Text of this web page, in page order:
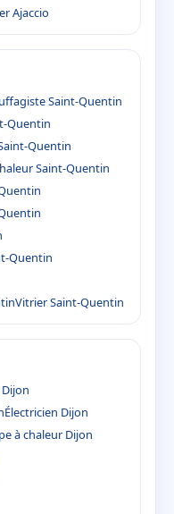
Ajaccio
Saint-Quentin
Quentin
Quentin
Saint-Quentin
Quentin
Vitrier Saint-Quentin
Électricien Dijon
à chaleur Dijon